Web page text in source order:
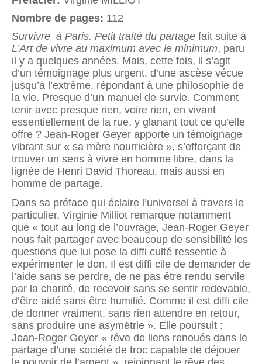
Nombre de pages: 112
Survivre à Paris. Petit traité du partage fait suite à
L’Art de vivre au maximum avec le minimum, paru
il y a quelques années. Mais, cette fois, il s’agit
d’un témoignage plus urgent, d’une ascèse vécue
jusqu’à l’extrême, répondant à une philosophie de
la vie. Presque d’un manuel de survie. Comment
tenir avec presque rien, voire rien, en vivant
essentiellement de la rue, y glanant tout ce qu’elle
offre ? Jean-Roger Geyer apporte un témoignage
vibrant sur « sa mère nourricière », s’efforçant de
trouver un sens à vivre en homme libre, dans la
lignée de Henri David Thoreau, mais aussi en
homme de partage.
Dans sa préface qui éclaire l’universel à travers le
particulier, Virginie Milliot remarque notamment
que « tout au long de l’ouvrage, Jean-Roger Geyer
nous fait partager avec beaucoup de sensibilité les
questions que lui pose la difﬁ culté ressentie à
expérimenter le don. Il est difﬁ cile de demander de
l’aide sans se perdre, de ne pas être rendu servile
par la charité, de recevoir sans se sentir redevable,
d’être aidé sans être humilié. Comme il est difﬁ cile
de donner vraiment, sans rien attendre en retour,
sans produire une asymétrie ». Elle poursuit :
Jean-Roger Geyer « rêve de liens renoués dans le
partage d’une société de troc capable de déjouer